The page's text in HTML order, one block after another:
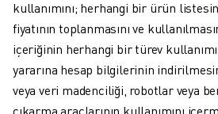
ETKINLIKLER
EĞITIM ETKINLIKLERI
FANUC HAKKINDA
FANUC HAKKINDA
AVRUPA'DA FANUC
kullanımını; herhangi bir ürün
fiyatının toplanmasını ve
içeriğinin herhangi bir türev
yararına hesap bilgilerinin
veya veri madenciliği, robotlar veya
çıkarma araçlarının kullanımını